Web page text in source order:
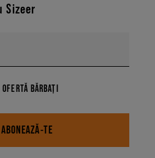
OFERTĂ BĂRBAȚI
ABONEAZĂ-TE